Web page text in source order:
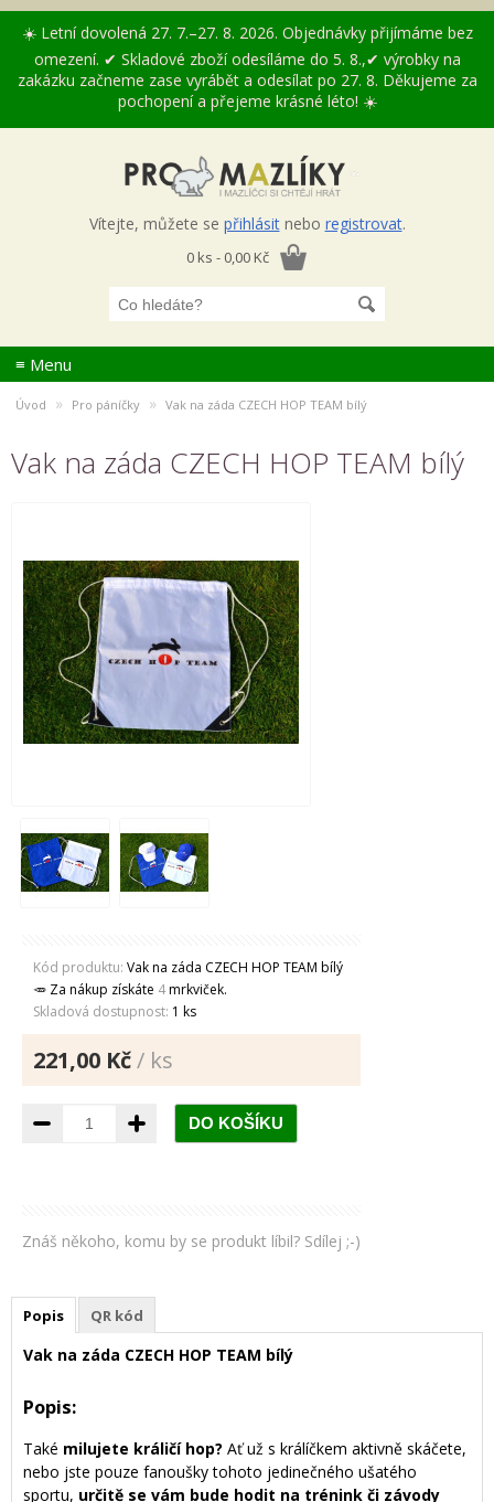
☀️ Letní dovolená 27. 7.–27. 8. 2026. Objednávky přijímáme bez
omezení. ✔ Skladové zboží odesíláme do 5. 8.,✔ výrobky na
zakázku začneme zase vyrábět a odesílat po 27. 8. Děkujeme za
pochopení a přejeme krásné léto! ☀️
Vítejte, můžete se přihlásitnebo registrovat.
0 ks - 0,00 Kč
≡ Menu
Úvod » Pro páníčky » Vak na záda CZECH HOP TEAM bílý
Vak na záda CZECH HOP TEAM bílý
Kód produktu: Vak na záda CZECH HOP TEAM bílý
🥕 Za nákup získáte 4mrkviček.
Skladová dostupnost: 1 ks
221,00 Kč/ ks
Znáš někoho, komu by se produkt líbil? Sdílej ;-)
Popis QR kód
Vak na záda CZECH HOP TEAM bílý
Popis:
Také milujete králičí hop? Ať už s králíčkem aktivně skáčete,
nebo jste pouze fanoušky tohoto jedinečného ušatého
sportu, určitě se vám bude hodit na trénink či závody